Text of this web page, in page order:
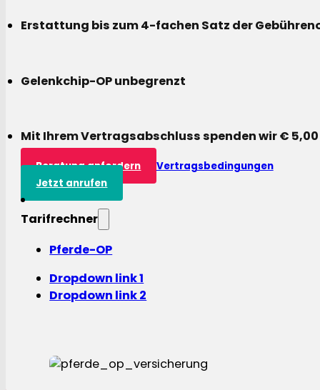
Erstattung bis zum 4-fachen Satz der
Gelenkchip-OP unbegrenzt
Mit Ihrem Vertragsabschluss spenden wir €
Beratung anfordern
Vertragsbedingungen
Jetzt anrufen
Tarifrechner
Pferde-OP
Dropdown link 1
Dropdown link 2